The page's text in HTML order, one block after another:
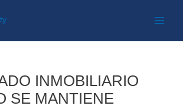
INMOBILIARIO
SE MANTIENE